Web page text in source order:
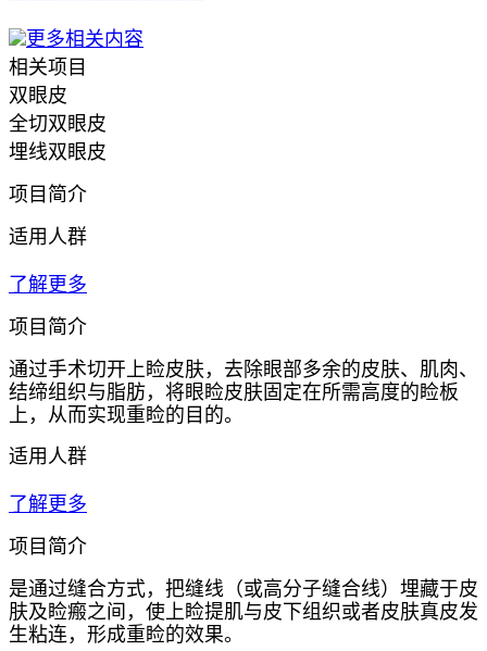
更多相关内容
相关项目
双眼皮
全切双眼皮
埋线双眼皮
项目简介
适用人群
了解更多
项目简介
通过手术切开上睑皮肤，去除眼部多余的皮肤、肌肉、
结缔组织与脂肪，将眼睑皮肤固定在所需高度的睑板
上，从而实现重睑的目的。
适用人群
了解更多
项目简介
是通过缝合方式，把缝线（或高分子缝合线）埋藏于皮
肤及睑瘢之间，使上睑提肌与皮下组织或者皮肤真皮发
生粘连，形成重睑的效果。